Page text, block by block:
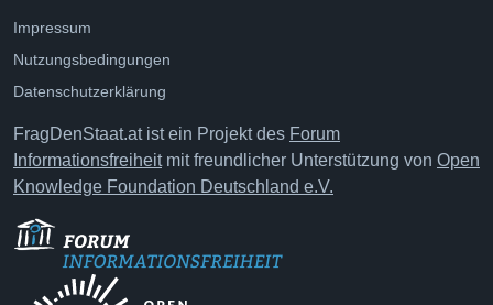
Impressum
Nutzungsbedingungen
Datenschutzerklärung
FragDenStaat.at ist ein Projekt des Forum
Informationsfreiheitmit freundlicher Unterstützung von Open
Knowledge Foundation Deutschland e.V.